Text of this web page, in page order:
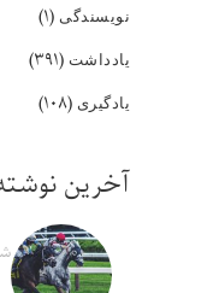
نویسندگی (۱)
یادداشت (۳۹۱)
یادگیری (۱۰۸)
آخرین